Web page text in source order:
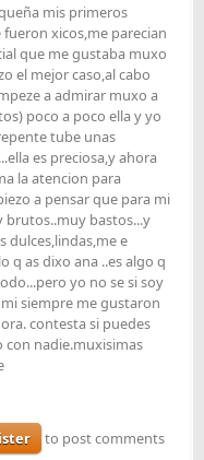
mis primeros
xicos,me parecian
que me gustaba muxo
el mejor caso,al cabo
a admirar muxo a
poco a poco ella y yo
tube unas
es preciosa,y ahora
la atencion para
a pensar que para mi
brutos..muy bastos...y
dulces,lindas,me e
q as dixo ana ..es algo q
yo no se si soy
siempre me gustaron
contesta si puedes
con nadie.muxisimas
to post comments